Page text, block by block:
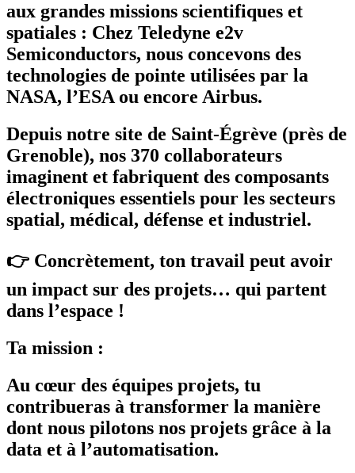
aux grandes missions scientifiques et
spatiales : Chez Teledyne e2v
Semiconductors, nous concevons des
technologies de pointe utilisées par la
NASA, l’ESA ou encore Airbus.
Depuis notre site de Saint-Égrève (près de
Grenoble), nos 370 collaborateurs
imaginent et fabriquent des composants
électroniques essentiels pour les secteurs
spatial, médical, défense et industriel .
👉 Concrètement, ton travail peut avoir
un impact sur des projets… qui partent
dans l’espace !
Ta mission :
Au cœur des équipes projets, tu
contribueras à transformer la manière
dont nous pilotons nos projets grâce à la
data et à l’automatisation.